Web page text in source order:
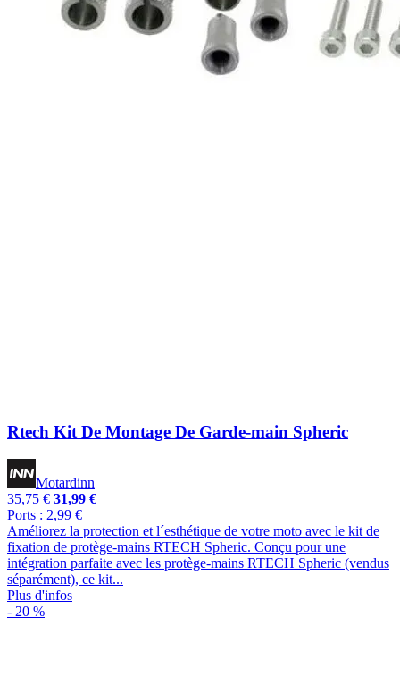
Rtech Kit De Montage De Garde-main Spheric
Motardinn
35,75 € 31,99 €
Ports : 2,99 €
Améliorez la protection et l´esthétique de votre moto avec le kit de
fixation de protège-mains RTECH Spheric. Conçu pour une
intégration parfaite avec les protège-mains RTECH Spheric (vendus
séparément), ce kit...
Plus d'infos
- 20 %